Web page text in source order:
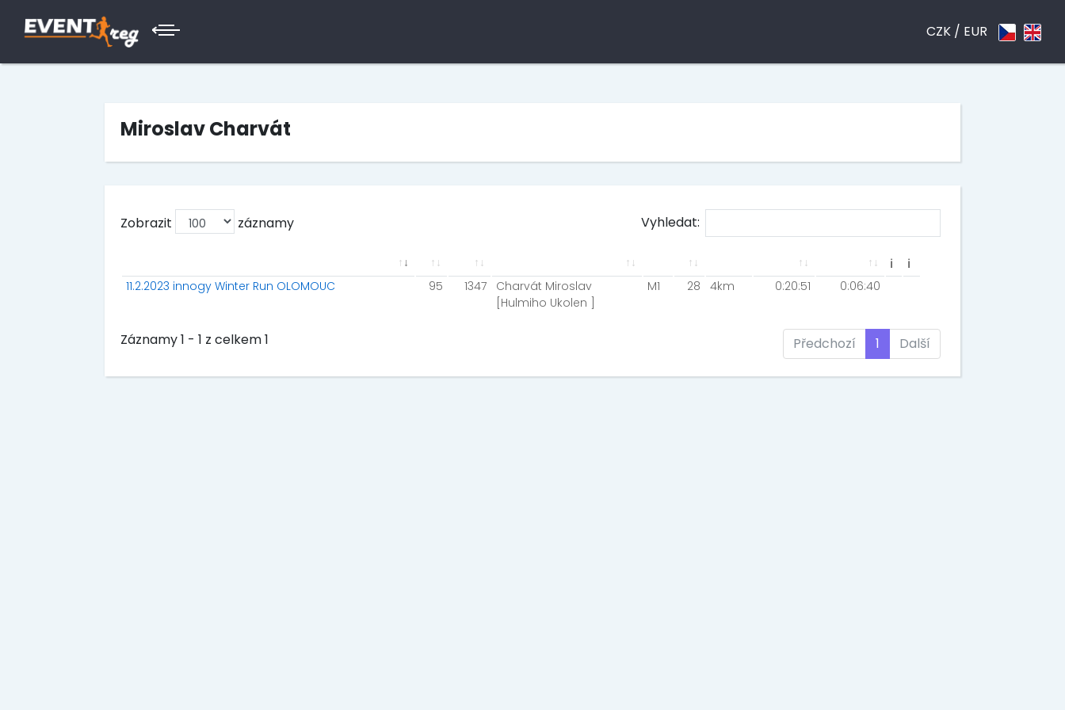
CZK / EUR
Miroslav Charvát
Zobrazit záznamy Vyhledat:
ℹ
ℹ
11.2.2023 innogy Winter Run OLOMOUC
95 1347
Charvát Miroslav
[Hulmiho Ukolen ]
M1 28 4km 0:20:51 0:06:40
Záznamy 1 - 1 z celkem 1 Předchozí 1 Další